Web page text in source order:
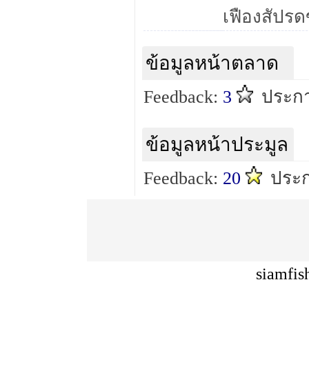
ข้อมูลหน้าตลาด
Feedback: 3 ประก
ข้อมูลหน้าประมูล
Feedback: 20 ประ